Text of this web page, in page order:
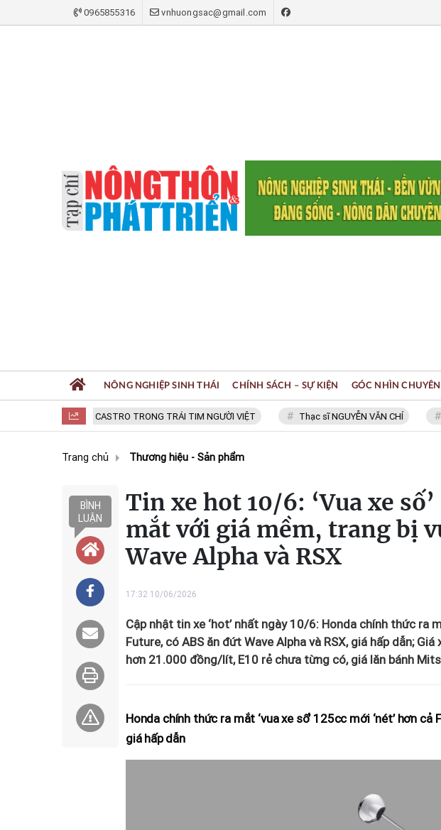
0965855316 vnhuongsac@gmail.com
FIDEL CASTRO TRONG TRÁI TIM NGƯỜI VIỆT Thạc sĩ NGUYỄN VĂN CHÍ LÀNG
NÔNG NGHIỆP SINH THÁI CHÍNH SÁCH – SỰ KIỆN GÓC NHÌN
Trang chủ Thương hiệu - Sản phẩm
BÌNH
LUẬN
Tin xe hot 10/6: ‘Vua xe
mắt với giá mềm, trang bị
Wave Alpha và RSX
17:32 10/06/2026
Cập nhật tin xe ‘hot’ nhất ngày 10/6: Honda chính thức ra
Future, có ABS ăn đứt Wave Alpha và RSX, giá hấp dẫn;
hơn 21.000 đồng/lít, E10 rẻ chưa từng có, giá lăn bánh
Honda chính thức ra mắt ‘vua xe số’ 125cc mới ‘nét’ hơn cả
giá hấp dẫn